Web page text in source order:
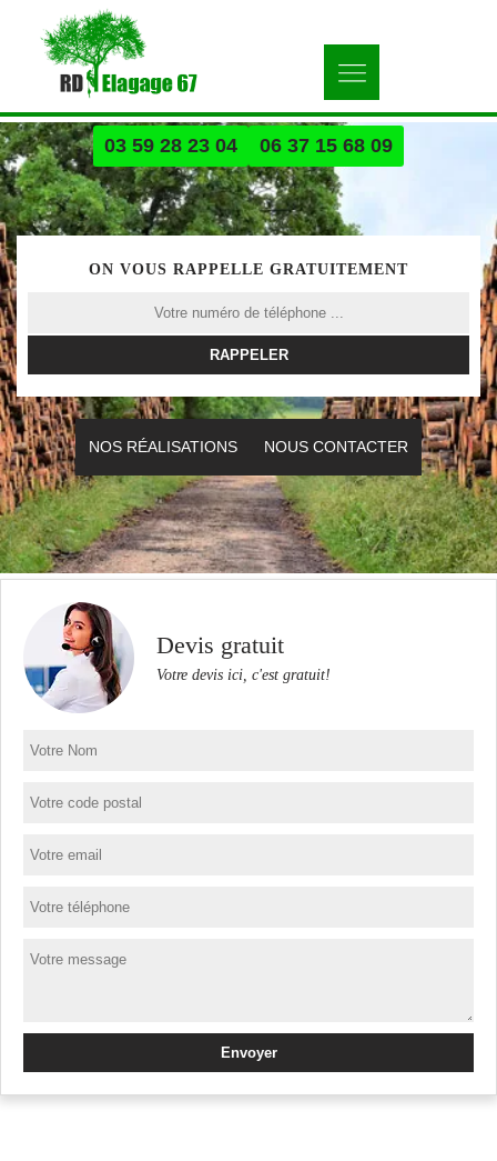
03 59 28 23 04 06 37 15 68 09
ON VOUS RAPPELLE GRATUITEMENT
NOS RÉALISATIONS NOUS CONTACTER
Devis gratuit
Votre devis ici, c'est gratuit!